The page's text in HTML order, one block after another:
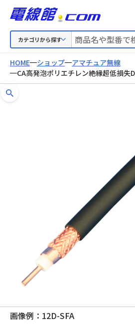
カテゴリから探す
HOME ショップ
アマチュア無線
CA高発泡ポリエチレン絶縁超低損失
画像例：12D-SFA